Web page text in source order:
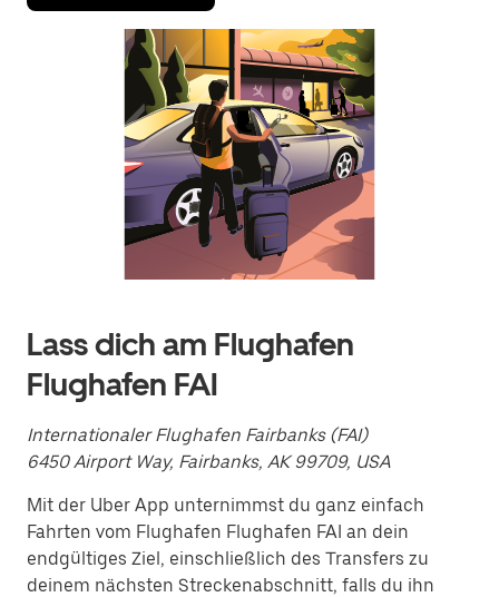
Nach-
auszuwählen.
Taste,
um
den
Kalender
schließen.
Lass dich am Flughafen
Flughafen FAI
Internationaler Flughafen Fairbanks (FAI)
6450 Airport Way, Fairbanks, AK 99709, USA
Mit der Uber App unternimmst du ganz einfach
Fahrten vom Flughafen Flughafen FAI an dein
endgültiges Ziel, einschließlich des Transfers zu
deinem nächsten Streckenabschnitt, falls du ihn